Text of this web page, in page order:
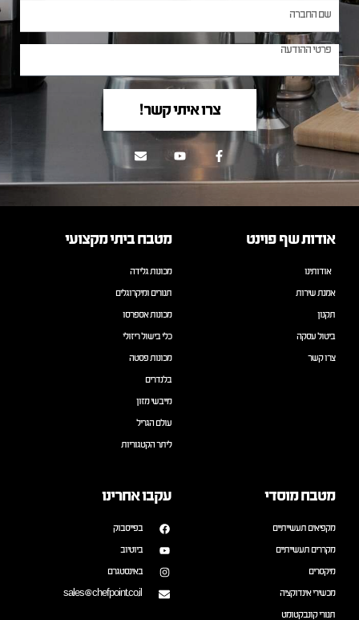
צרו איתי קשר!
אודות שף פוינט
אודותינו
אמנת שירות
תקנון
ביטול עסקה
צרו קשר
מטבח ביתי מקצועי
מכונות גלידה
תנורים ומיקרוגלים
מכונות אספרסו
כלי בישול ריזולי
מכונות פסטה
בלנדרים
מייבשי מזון
עולם הגריל
ליתר הקטגוריות
מטבח מוסדי
מקפיאים תעשייתיים
מקררים תעשייתיים
מיקסרים
מכשירי אינדוקציה
תנורי קונבקטומט
עקבו אחרינו
בפייסבוק
ביוטיוב
באינסטגרם
sales@chefpoint.co.il